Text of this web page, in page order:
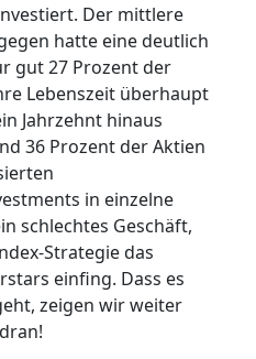
Der mittlere
hatte eine deutlich
gut 27 Prozent der
Lebenszeit überhaupt
Jahrzehnt hinaus
36 Prozent der Aktien
in einzelne
schlechtes Geschäft,
das
einfing. Dass es
zeigen wir weiter